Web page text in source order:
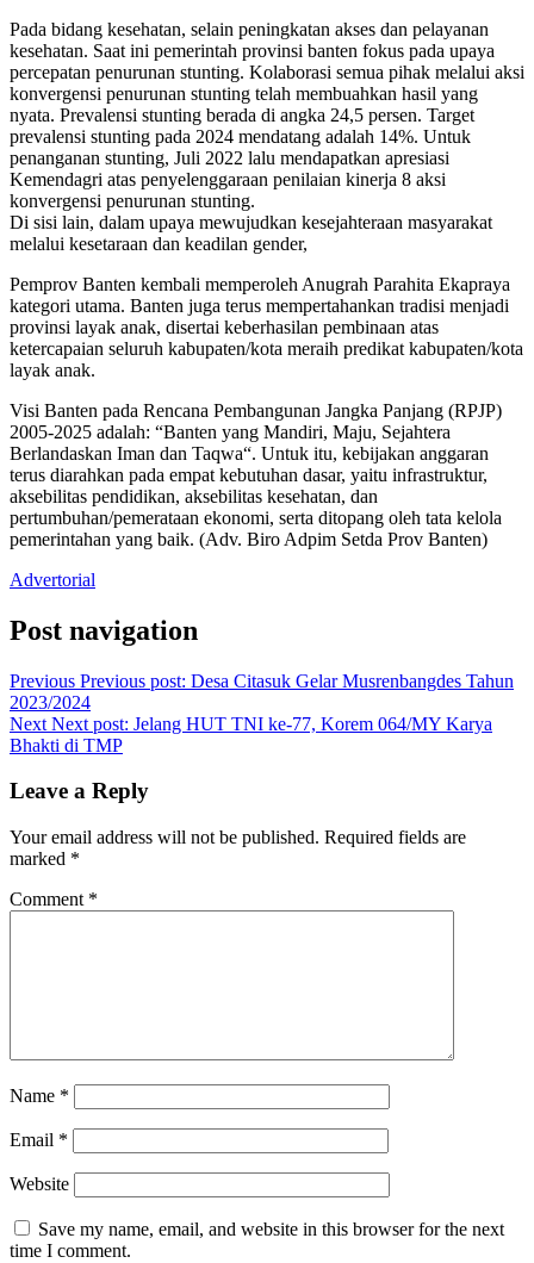
Pada bidang kesehatan, selain peningkatan akses dan pelayanan
kesehatan. Saat ini pemerintah provinsi banten fokus pada upaya
percepatan penurunan stunting. Kolaborasi semua pihak melalui aksi
konvergensi penurunan stunting telah membuahkan hasil yang
nyata. Prevalensi stunting berada di angka 24,5 persen. Target
prevalensi stunting pada 2024 mendatang adalah 14%. Untuk
penanganan stunting, Juli 2022 lalu mendapatkan apresiasi
Kemendagri atas penyelenggaraan penilaian kinerja 8 aksi
konvergensi penurunan stunting.
Di sisi lain, dalam upaya mewujudkan kesejahteraan masyarakat
melalui kesetaraan dan keadilan gender,
Pemprov Banten kembali memperoleh Anugrah Parahita Ekapraya
kategori utama. Banten juga terus mempertahankan tradisi menjadi
provinsi layak anak, disertai keberhasilan pembinaan atas
ketercapaian seluruh kabupaten/kota meraih predikat kabupaten/kota
layak anak.
Visi Banten pada Rencana Pembangunan Jangka Panjang (RPJP)
2005-2025 adalah: “Banten yang Mandiri, Maju, Sejahtera
Berlandaskan Iman dan Taqwa“. Untuk itu, kebijakan anggaran
terus diarahkan pada empat kebutuhan dasar, yaitu infrastruktur,
aksebilitas pendidikan, aksebilitas kesehatan, dan
pertumbuhan/pemerataan ekonomi, serta ditopang oleh tata kelola
pemerintahan yang baik. (Adv. Biro Adpim Setda Prov Banten)
Advertorial
Post navigation
Previous Previous post: Desa Citasuk Gelar Musrenbangdes Tahun
2023/2024
Next Next post: Jelang HUT TNI ke-77, Korem 064/MY Karya
Bhakti di TMP
Leave a Reply
Your email address will not be published. Required fields are
marked *
Comment *
Name *
Email *
Website
Save my name, email, and website in this browser for the next
time I comment.